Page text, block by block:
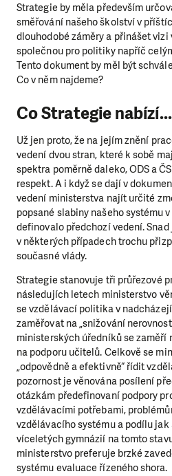
Strategie by měla především
směřování našeho školství v
dlouhodobé záměry a přinášet
společnou pro politiky napříč
Tento dokument by měl být
Co v něm najdeme?
Co Strategie nabízí...
Už jen proto, že na jejím znění
vedení dvou stran, které k sobě
spektra poměrně daleko, ODS a
respekt. A i když se dají v
vedení ministerstva najít určité
popsané slabiny našeho systému
definovalo předchozí vedení. Snad
v některých případech trochu
současné vlády.
Strategie stanovuje tři průřezové
následujích letech ministerstvo
se vzdělávací politika v
zaměřovat na „snižování
ministerských úředníků se zaměří
na podporu učitelů. Celkově se
„odpovědně a efektivně“ řídit
pozornost je věnována posílení
otázkám předefinovaní podpory
vzdělávacími potřebami,
vzdělávacího systému a podílu
víceletých gymnázií na tomto
ministerstvo preferuje brzké
systému evaluace řízeného shora.